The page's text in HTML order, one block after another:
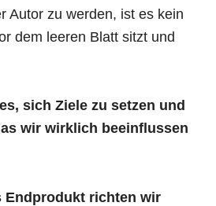
Autor zu werden, ist es kein
dem leeren Blatt sitzt und
sich Ziele zu setzen und
wir wirklich beeinflussen
Endprodukt richten wir